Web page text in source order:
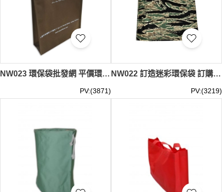
NW023 環保袋批發網 平價環保袋批發 設計環保袋 環保袋製造商 #35*45cm
PV:(3871)
NW022 訂造迷彩環保袋 訂購團體購物袋 設計環保袋布料 家居 防護 抗疫 防疫 禮品包 關愛物品 diy環保袋供應商 #32*38cm
PV:(3219)